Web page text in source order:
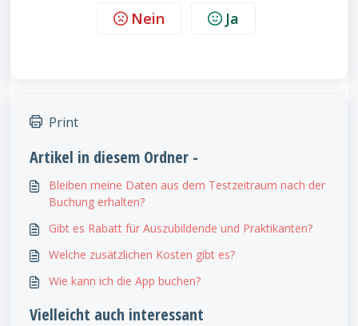
Nein Ja
Print
Artikel in diesem Ordner -
Bleiben meine Daten aus dem Testzeitraum nach der
Buchung erhalten?
Gibt es Rabatt für Auszubildende und Praktikanten?
Welche zusätzlichen Kosten gibt es?
Wie kann ich die App buchen?
Vielleicht auch interessant